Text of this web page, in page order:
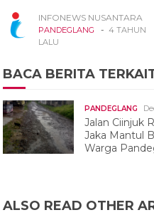
INFONEWS NUSANTARA
PANDEGLANG - 4 TAHUN
LALU
BACA BERITA
PANDEGLANG
Jalan Ciinjuk
Jaka Mantul
Warga
ALSO READ OTHER